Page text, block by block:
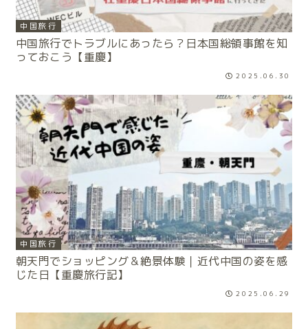
中国旅行
中国旅行でトラブルにあったら？日本国総領事館を知
っておこう【重慶】
2025.06.30
中国旅行
朝天門でショッピング＆絶景体験｜近代中国の姿を感
じた日【重慶旅行記】
2025.06.29